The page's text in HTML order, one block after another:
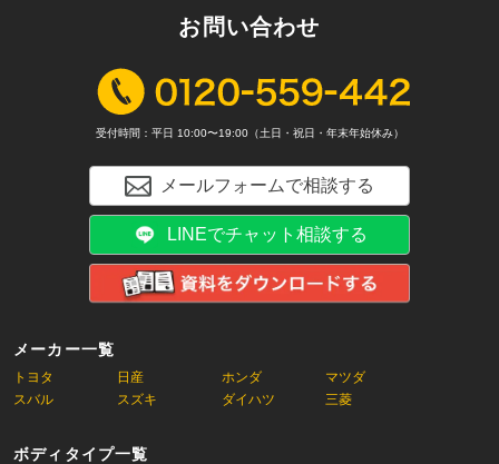
メーカー一覧
トヨタ 日産 ホンダ
マツダ
スバル
スズキ ダイハツ 三菱
ボディタイプ一覧
お問い合わせ
受付時間：平日 10:00〜19:00（土日・祝日・年末年始休み）
メールフォームで相談する
LINEでチャット相談する